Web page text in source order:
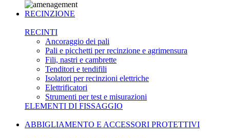
RECINZIONE
RECINTI
Ancoraggio dei pali
Pali e picchetti per recinzione e agrimensura
Fili, nastri e cambrette
Tenditori e tendifili
Isolatori per recinzioni elettriche
Elettrificatori
Strumenti per test e misurazioni
ELEMENTI DI FISSAGGIO
ABBIGLIAMENTO E ACCESSORI PROTETTIVI